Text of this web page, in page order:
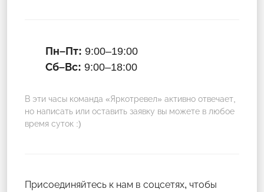
Пн–Пт: 9:00–19:00
Сб–Вс: 9:00–18:00
В эти часы команда «Яркотревел» активно отвечает,
но написать или оставить заявку вы можете в любое
время суток :)
Присоединяйтесь к нам в соцсетях, чтобы